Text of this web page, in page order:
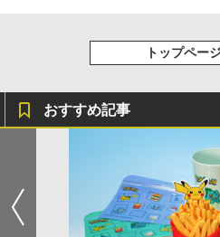
トップペー
おすすめ記事